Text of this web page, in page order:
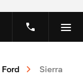
Ford Sierra